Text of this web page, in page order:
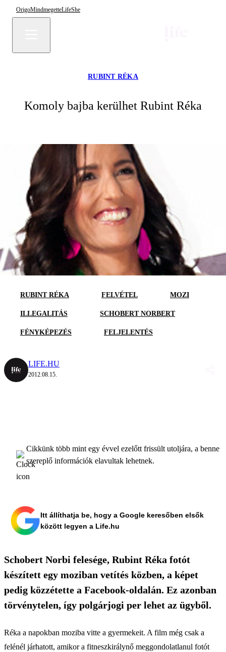
OrigoMindmegetteLifeShe
RUBINT RÉKA
Komoly bajba kerülhet Rubint Réka
RUBINT RÉKA FELVÉTEL MOZI
ILLEGALITÁS SCHOBERT NORBERT
FÉNYKÉPEZÉS FELJELENTÉS
LIFE.HU
2012.08.15.
Cikkünk több mint egy évvel ezelőtt frissült utoljára, a benne
szereplő információk elavultak lehetnek.
Itt állíthatja be, hogy a Google keresőben elsők
között legyen a Life.hu
Schobert Norbi felesége, Rubint Réka fotót
készített egy moziban vetítés közben, a képet
pedig közzétette a Facebook-oldalán. Ez azonban
törvénytelen, így polgárjogi per lehet az ügyből.
Réka a napokban moziba vitte a gyermekeit. A film még csak a
felénél járhatott, amikor a fitneszkirálynő meggondolatlanul fotót